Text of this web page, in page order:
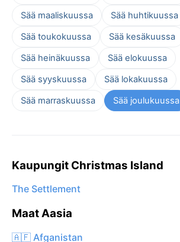
Sää maaliskuussa
Sää huhtikuussa
Sää toukokuussa
Sää kesäkuussa
Sää heinäkuussa
Sää elokuussa
Sää syyskuussa
Sää lokakuussa
Sää marraskuussa
Sää joulukuussa
Kaupungit Christmas Island
The Settlement
Maat Aasia
🇦🇫 Afganistan